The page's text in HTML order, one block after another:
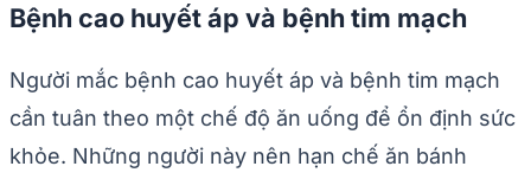
Bệnh cao huyết áp và bệnh tim mạch
Người mắc bệnh cao huyết áp và bệnh tim mạch
cần tuân theo một chế độ ăn uống để ổn định sức
khỏe. Những người này nên hạn chế ăn bánh